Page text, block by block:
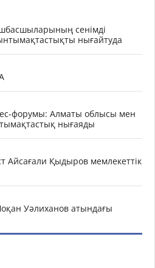
сенімді
нығайтуда
форумы: Алматы облысы мен
нығаяды
Айсағали Қыдыров мемлекеттік
Уәлиханов атындағы